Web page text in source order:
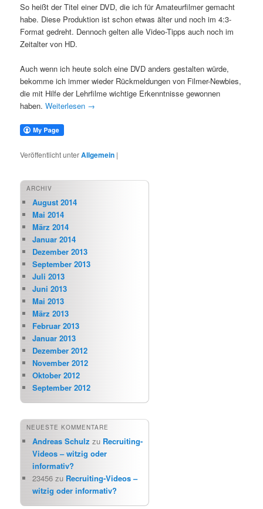
So heißt der Titel einer DVD, die ich für Amateurfilmer gemacht
habe. Diese Produktion ist schon etwas älter und noch im 4:3-
Format gedreht. Dennoch gelten alle Video-Tipps auch noch im
Zeitalter von HD.
Auch wenn ich heute solch eine DVD anders gestalten würde,
bekomme ich immer wieder Rückmeldungen von Filmer-Newbies,
die mit Hilfe der Lehrfilme wichtige Erkenntnisse gewonnen
haben.Weiterlesen →
Veröffentlicht unterAllgemein |
ARCHIV
August 2014
Mai 2014
März 2014
Januar 2014
Dezember 2013
September 2013
Juli 2013
Juni 2013
Mai 2013
März 2013
Februar 2013
Januar 2013
Dezember 2012
November 2012
Oktober 2012
September 2012
NEUESTE KOMMENTARE
Andreas Schulz zu Recruiting-
Videos – witzig oder
informativ?
23456 zu Recruiting-Videos –
witzig oder informativ?